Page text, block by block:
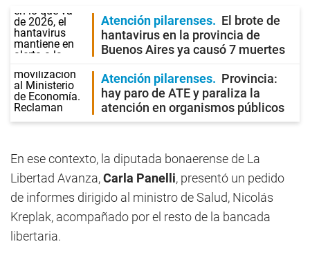
Atención pilarenses
El brote de
hantavirus en la provincia de
Buenos Aires ya causó 7 muertes
Atención pilarenses
Provincia:
hay paro de ATE y paraliza la
atención en organismos públicos
En ese contexto, la diputada bonaerense de La
Libertad Avanza,Carla Panelli, presentó un pedido
de informes dirigido al ministro de Salud, Nicolás
Kreplak, acompañado por el resto de la bancada
libertaria.